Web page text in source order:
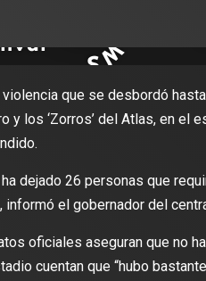
que se desbordó
y los ‘Zorros’ del Atlas, en el
dejado 26 personas que
informó el gobernador del
oficiales aseguran que no
cuentan que “hubo